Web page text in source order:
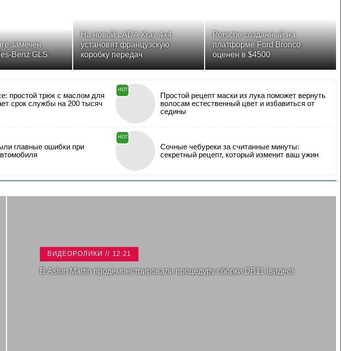
замечен
Benz GLS
На новой LADA Xray 4x4
установят французскую
коробку передач
Porsche созданный на
платформе Ford Bronco
оценен в $4500
простой трюк с маслом для
срок службы на 200 тысяч
HOT
Простой рецепт маски из лука поможет вернуть
волосам естественный цвет и избавиться от
седины
главные ошибки при
HOT
Сочные чебуреки за считанные минуты:
секретный рецепт, который изменит ваш ужин
ВИДЕОРОЛИКИ // 12:21
В Aston Martin продемонстрировали процедуру сборки DB11 (видео)